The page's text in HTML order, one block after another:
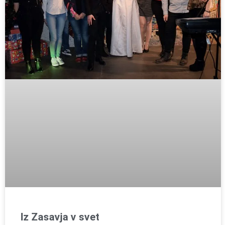
Iz Zasavja v svet